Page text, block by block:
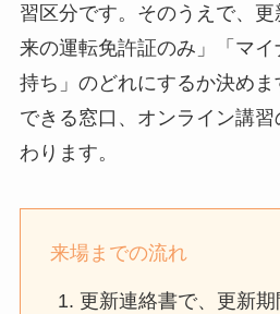
習区分です。そのうえで、
来の運転免許証のみ」「マ
持ち」のどれにするか決め
できる窓口、オンライン講
わります。
来場までの流れ
更新連絡書で、更新